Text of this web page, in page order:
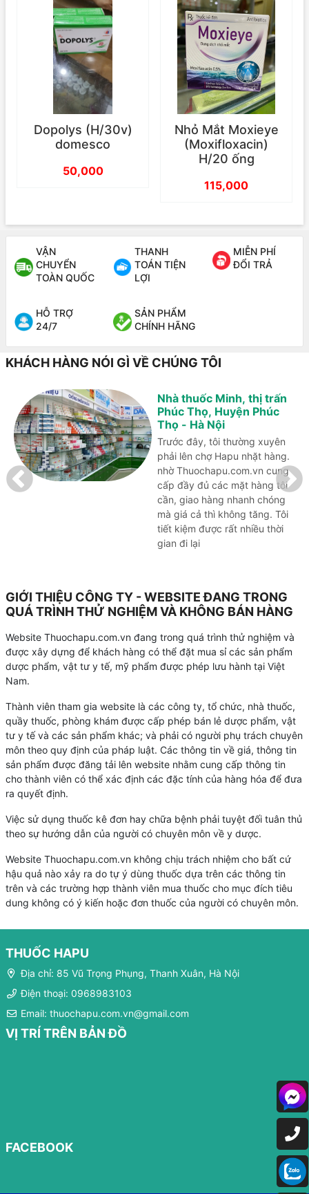
Dopolys (H/30v)
domesco
50,000
Nhỏ Mắt Moxieye
(Moxifloxacin)
H/20 ống
115,000
VẬN
CHUYỂN
TOÀN QUỐC
THANH
TOÁN TIỆN
LỢI
MIỄN PHÍ
ĐỔI TRẢ
HỖ TRỢ
24/7
SẢN PHẨM
CHÍNH HÃNG
KHÁCH HÀNG NÓI GÌ VỀ CHÚNG TÔI
Nhà thuốc Minh, thị trấn
Phúc Thọ, Huyện Phúc
Thọ - Hà Nội
Trước đây, tôi thường xuyên
phải lên chợ Hapu nhặt hàng.
nhờ Thuochapu.com.vn cung
cấp đầy đủ các mặt hàng tôi
cần, giao hàng nhanh chóng
mà giá cả thì không tăng. Tôi
tiết kiệm được rất nhiều thời
gian đi lại
GIỚI THIỆU CÔNG TY - WEBSITE ĐANG TRONG
QUÁ TRÌNH THỬ NGHIỆM VÀ KHÔNG BÁN HÀNG
Website Thuochapu.com.vn đang trong quá trình thử nghiệm và
được xây dựng để khách hàng có thể đặt mua sỉ các sản phẩm
dược phẩm, vật tư y tế, mỹ phẩm được phép lưu hành tại Việt
Nam.
Thành viên tham gia website là các công ty, tổ chức, nhà thuốc,
quầy thuốc, phòng khám được cấp phép bán lẻ dược phẩm, vật
tư y tế và các sản phẩm khác; và phải có người phụ trách chuyên
môn theo quy định của pháp luật. Các thông tin về giá, thông tin
sản phẩm được đăng tải lên website nhằm cung cấp thông tin
cho thành viên có thể xác định các đặc tính của hàng hóa để đưa
ra quyết định.
Việc sử dụng thuốc kê đơn hay chữa bệnh phải tuyệt đối tuân thủ
theo sự hướng dẫn của người có chuyên môn về y dược.
Website Thuochapu.com.vn không chịu trách nhiệm cho bất cứ
hậu quả nào xảy ra do tự ý dùng thuốc dựa trên các thông tin
trên và các trường hợp thành viên mua thuốc cho mục đích tiêu
dung không có ý kiến hoặc đơn thuốc của người có chuyên môn.
THUỐC HAPU
Địa chỉ: 85 Vũ Trọng Phụng, Thanh Xuân, Hà Nội
Điện thoại: 0968983103
Email: thuochapu.com.vn@gmail.com
VỊ TRÍ TRÊN BẢN ĐỒ
FACEBOOK